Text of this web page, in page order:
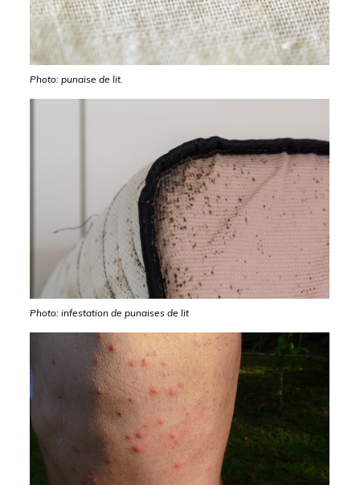
Photo: punaise de lit.
Photo: infestation de punaises de lit